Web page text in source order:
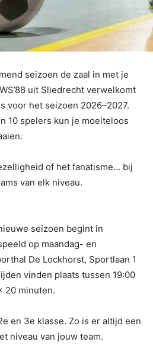
seizoen de zaal in met je
uit Sliedrecht verwelkomt
voor het seizoen 2026–2027.
10 spelers kun je moeiteloos
of het fanatisme… bij
van elk niveau.
seizoen begint in
op maandag- en
De Lockhorst, Sportlaan 1
vinden plaats tussen 19:00
20 minuten.
en 3e klasse. Zo is er altijd een
niveau van jouw team.